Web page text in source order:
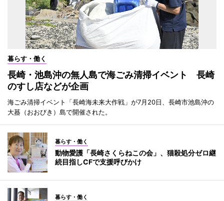
暮らす・働く
長崎・池島沖の無人島で海ごみ清掃イベント 長崎
のすし店などが企画
海ごみ清掃イベント「長崎海未来大作戦」が7月20日、長崎市池島沖の
大蟇（おおびき）島で開催された。
暮らす・働く
動物愛護「長崎さくらねこの会」、猫殺処分ゼロ継
続目指しCFで支援呼びかけ
暮らす・働く